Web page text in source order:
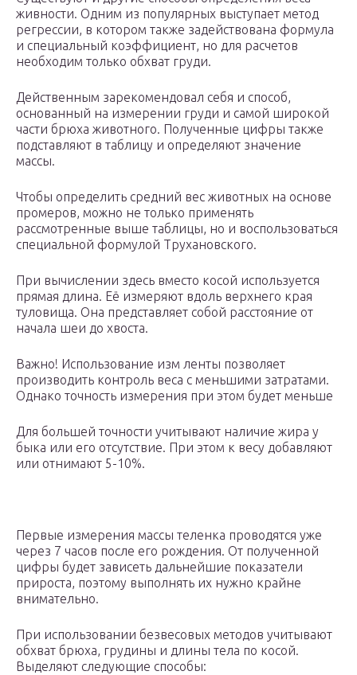
живности. Одним из популярных выступает метод
регрессии, в котором также задействована формула
и специальный коэффициент, но для расчетов
необходим только обхват груди.
Действенным зарекомендовал себя и способ,
основанный на измерении груди и самой широкой
части брюха животного. Полученные цифры также
подставляют в таблицу и определяют значение
массы.
Чтобы определить средний вес животных на основе
промеров, можно не только применять
рассмотренные выше таблицы, но и воспользоваться
специальной формулой Трухановского.
При вычислении здесь вместо косой используется
прямая длина. Её измеряют вдоль верхнего края
туловища. Она представляет собой расстояние от
начала шеи до хвоста.
Важно! Использование изм ленты позволяет
производить контроль веса с меньшими затратами.
Однако точность измерения при этом будет меньше
Для большей точности учитывают наличие жира у
быка или его отсутствие. При этом к весу добавляют
или отнимают 5-10%.
Первые измерения массы теленка проводятся уже
через 7 часов после его рождения. От полученной
цифры будет зависеть дальнейшие показатели
прироста, поэтому выполнять их нужно крайне
внимательно.
При использовании безвесовых методов учитывают
обхват брюха, грудины и длины тела по косой.
Выделяют следующие способы: